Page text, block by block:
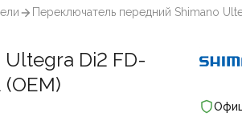
Переключатель передний Shimano
Ultegra Di2 FD-